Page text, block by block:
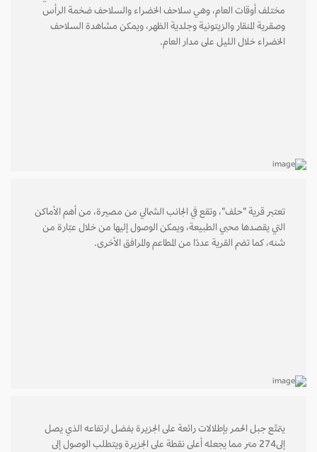
مختلف أوقات العام، وهي سلاحف الخضراء والسلاحف ضخمة الرأس
وصقرية المنقار والزيتونية وجلدية الظهر، ويمكن مشاهدة السلاحف
الخضراء خلال الليل على مدار العام.
تعتبر قرية "حلف"، وتقع في الجانب الشمالي من مصيرة، من أهم الأماكن
التي يقصدها محبي الطبيعة، ويمكن الوصول إليها من خلال عبّارة من
شنه، كما تضم القرية عددًا من المطاعم والمرافق الأخرى.
يتمتّع جبل الحمر بإطلالات رائعة على الجزيرة بفضل ارتفاعه الذي يصل
إلى274 متر مما يجعله أعلى نقطة على الجزيرة ويتطلب الوصول إلى